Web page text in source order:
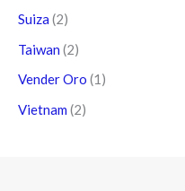
Suiza (2)
Taiwan (2)
Vender Oro (1)
Vietnam (2)